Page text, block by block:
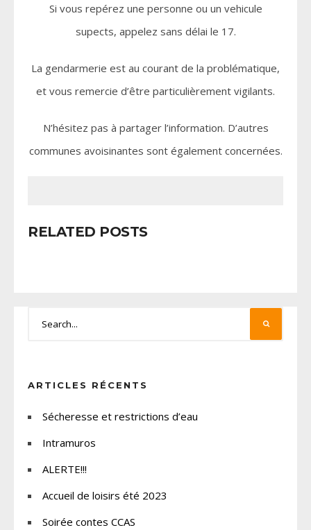
Si vous repérez une personne ou un vehicule
supects, appelez sans délai le 17.
La gendarmerie est au courant de la problématique,
et vous remercie d’être particulièrement vigilants.
N’hésitez pas à partager l’information. D’autres
communes avoisinantes sont également concernées.
RELATED POSTS
ARTICLES RÉCENTS
Sécheresse et restrictions d’eau
Intramuros
ALERTE!!!
Accueil de loisirs été 2023
Soirée contes CCAS